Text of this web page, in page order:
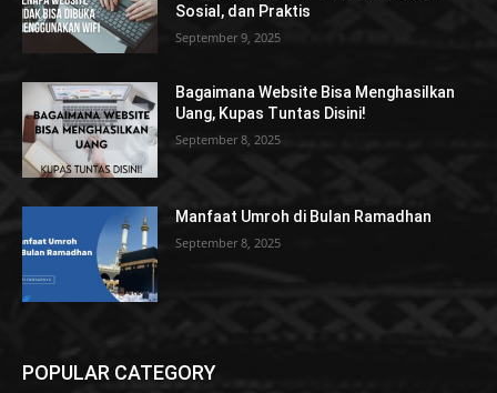
Sosial, dan Praktis
September 9, 2025
Bagaimana Website Bisa Menghasilkan
Uang, Kupas Tuntas Disini!
September 8, 2025
Manfaat Umroh di Bulan Ramadhan
September 8, 2025
POPULAR CATEGORY